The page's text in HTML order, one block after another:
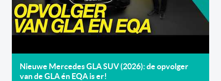
Nieuwe Mercedes GLA SUV (2026): de opvolger
van de GLA én EQA is er!